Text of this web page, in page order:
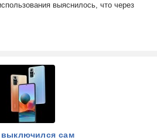
выяснилось, что через
сам